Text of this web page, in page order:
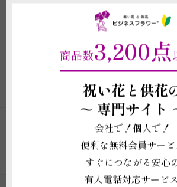
豪華胡蝶蘭3本立（リ
ス（39～42輪程度）
価格 22,000円
（全国配送料・税込み ※一部除
ご注文はこちら
3 4 5 6 ...
商品数3,200点
祝い花と供花
～ 専門サイト
会社で！個人で！
便利な無料会員サービ
すぐにつながる安心
有人電話対応サービス